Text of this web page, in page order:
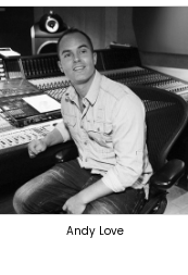
TOPLINER
PRODUCER
SINGER
OVERSEAS
Andy Love